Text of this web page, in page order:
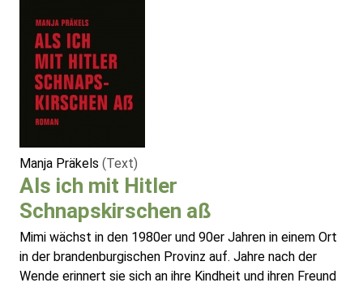
Manja Präkels (Text)
Als ich mit Hitler
Schnapskirschen aß
Mimi wächst in den 1980er und 90er Jahren in einem Ort
in der brandenburgischen Provinz auf. Jahre nach der
Wende erinnert sie sich an ihre Kindheit und ihren Freund